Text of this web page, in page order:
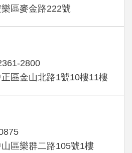
區麥金路222號
2800
區金山北路1號10樓11樓
區樂群二路105號1樓